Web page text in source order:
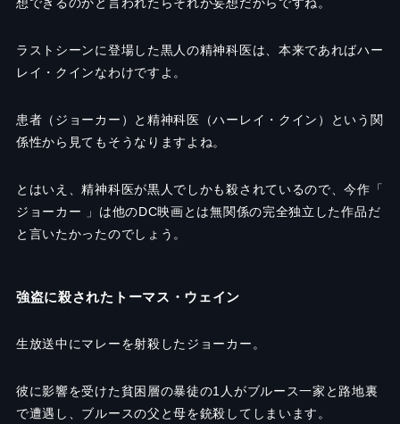
想できるのかと言われたらそれが妄想だからですね。
ラストシーンに登場した黒人の精神科医は、本来であればハー
レイ・クインなわけですよ。
患者（ジョーカー）と精神科医（ハーレイ・クイン）という関
係性から見てもそうなりますよね。
とはいえ、精神科医が黒人でしかも殺されているので、今作「
ジョーカー 」は他のDC映画とは無関係の完全独立した作品だ
と言いたかったのでしょう。
強盗に殺されたトーマス・ウェイン
生放送中にマレーを射殺したジョーカー。
彼に影響を受けた貧困層の暴徒の1人がブルース一家と路地裏
で遭遇し、ブルースの父と母を銃殺してしまいます。